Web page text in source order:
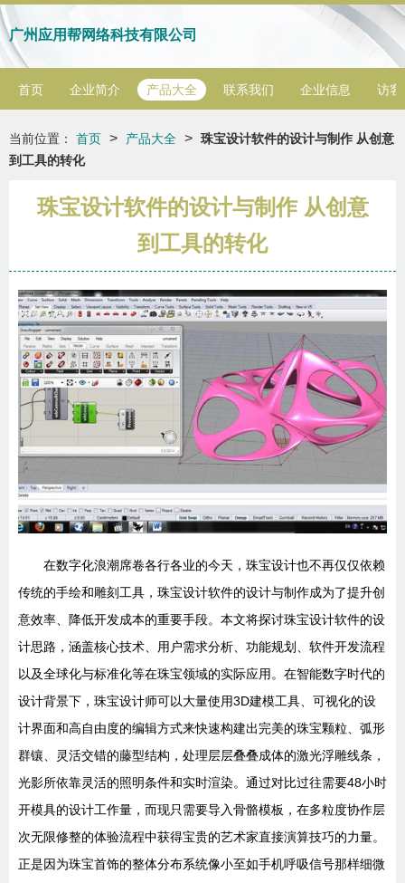
广州应用帮网络科技有限公司
首页 企业简介 产品大全 联系我们 企业信息 访客
当前位置： 首页 > 产品大全 > 珠宝设计软件的设计与制作 从创意
到工具的转化
珠宝设计软件的设计与制作 从创意
到工具的转化
在数字化浪潮席卷各行各业的今天，珠宝设计也不再仅仅依赖
传统的手绘和雕刻工具，珠宝设计软件的设计与制作成为了提升创
意效率、降低开发成本的重要手段。本文将探讨珠宝设计软件的设
计思路，涵盖核心技术、用户需求分析、功能规划、软件开发流程
以及全球化与标准化等在珠宝领域的实际应用。在智能数字时代的
设计背景下，珠宝设计师可以大量使用3D建模工具、可视化的设
计界面和高自由度的编辑方式来快速构建出完美的珠宝颗粒、弧形
群镶、灵活交错的藤型结构，处理层层叠叠成体的激光浮雕线条，
光影所依靠灵活的照明条件和实时渲染。通过对比过往需要48小时
开模具的设计工作量，而现只需要导入骨骼模板，在多粒度协作层
次无限修整的体验流程中获得宝贵的艺术家直接演算技巧的力量。
正是因为珠宝首饰的整体分布系统像小至如手机呼吸信号那样细微